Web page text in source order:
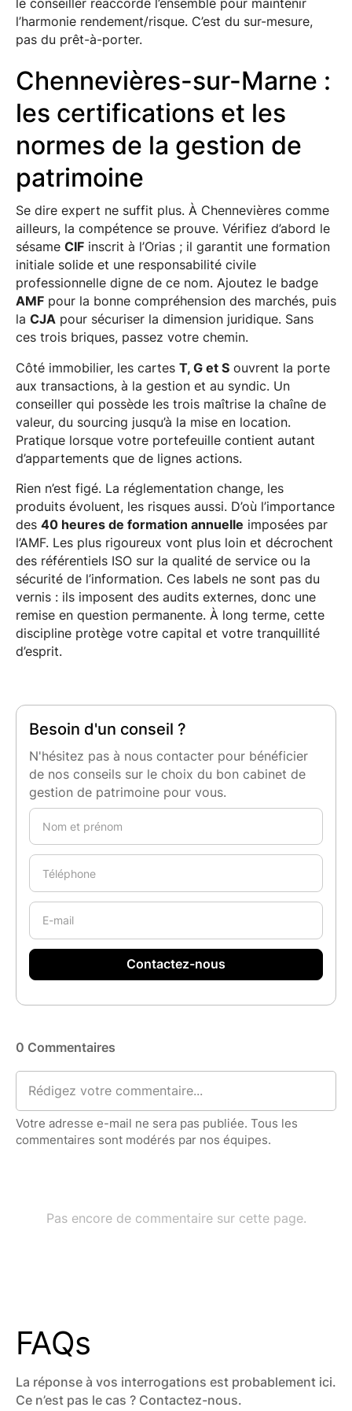
le conseiller réaccorde l’ensemble pour maintenir
l’harmonie rendement/risque. C’est du sur-mesure,
pas du prêt-à-porter.
Chennevières-sur-Marne :
les certifications et les
normes de la gestion de
patrimoine
Se dire expert ne suffit plus. À Chennevières comme
ailleurs, la compétence se prouve. Vérifiez d’abord le
sésame CIFinscrit à l’Orias ; il garantit une formation
initiale solide et une responsabilité civile
professionnelle digne de ce nom. Ajoutez le badge
AMFpour la bonne compréhension des marchés, puis
la CJA pour sécuriser la dimension juridique. Sans
ces trois briques, passez votre chemin.
Côté immobilier, les cartes T, G et Souvrent la porte
aux transactions, à la gestion et au syndic. Un
conseiller qui possède les trois maîtrise la chaîne de
valeur, du sourcing jusqu’à la mise en location.
Pratique lorsque votre portefeuille contient autant
d’appartements que de lignes actions.
Rien n’est figé. La réglementation change, les
produits évoluent, les risques aussi. D’où l’importance
des 40 heures de formation annuelle imposées par
l’AMF. Les plus rigoureux vont plus loin et décrochent
des référentiels ISO sur la qualité de service ou la
sécurité de l’information. Ces labels ne sont pas du
vernis : ils imposent des audits externes, donc une
remise en question permanente. À long terme, cette
discipline protège votre capital et votre tranquillité
d’esprit.
Besoin d'un conseil ?
N'hésitez pas à nous contacter pour bénéficier
de nos conseils sur le choix du bon cabinet de
gestion de patrimoine pour vous.
FAQs
La réponse à vos interrogations est probablement ici.
Ce n’est pas le cas ? Contactez-nous.